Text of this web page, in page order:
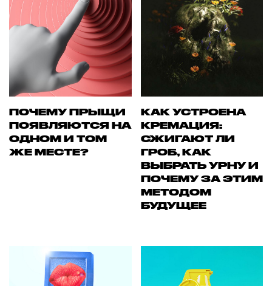
ПОЧЕМУ ПРЫЩИ
ПОЯВЛЯЮТСЯ НА
ОДНОМ И ТОМ
ЖЕ МЕСТЕ?
КАК УСТРОЕНА
КРЕМАЦИЯ:
СЖИГАЮТ ЛИ
ГРОБ, КАК
ВЫБРАТЬ УРНУ И
ПОЧЕМУ ЗА ЭТИМ
МЕТОДОМ
БУДУЩЕЕ